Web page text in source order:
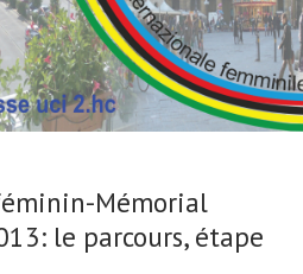
Mémorial
le parcours, étape